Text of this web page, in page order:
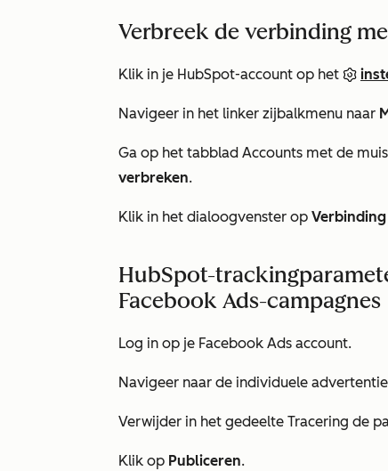
Verbreek de verbinding
Klik in je HubSpot-account op het
Navigeer in het linker zijbalkmenu naar
Ga op het tabblad Accounts met de
verbreken.
Klik in het dialoogvenster op
HubSpot-
Facebook Ads-campagnes
Log in op je Facebook Ads account.
Navigeer naar de individuele
Verwijder in het gedeelte Tracering de
Klik op Publiceren.